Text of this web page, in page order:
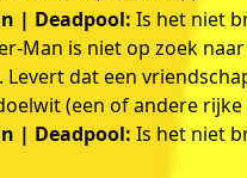
| Deadpool:Is het niet
Man is niet op zoek
Levert dat een
(een of andere
| Deadpool:Is het niet